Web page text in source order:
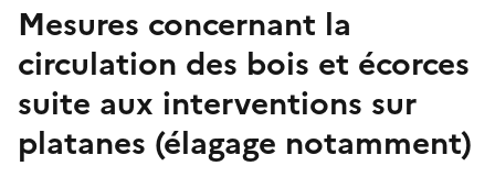
Mesures concernant la
circulation des bois et écorces
suite aux interventions sur
platanes (élagage notamment)